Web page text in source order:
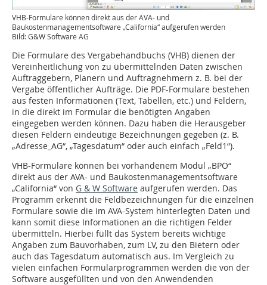
VHB-Formulare können direkt aus der AVA- und
Baukostenmanagementsoftware „California“ aufgerufen werden
Bild: G&W Software AG
Die Formulare des Vergabehandbuchs (VHB) dienen der
Vereinheitlichung von zu übermittelnden Daten zwischen
Auftraggebern, Planern und Auftragnehmern z. B. bei der
Vergabe öffentlicher Aufträge. Die PDF-Formulare bestehen
aus festen Informationen (Text, Tabellen, etc.) und Feldern,
in die direkt im Formular die benötigten Angaben
eingegeben werden können. Dazu haben die Herausgeber
diesen Feldern eindeutige Bezeichnungen gegeben (z. B.
„Adresse_AG“, „Tagesdatum“ oder auch einfach „Feld1“).
VHB-Formulare können bei vorhandenem Modul „BPO“
direkt aus der AVA- und Baukostenmanagementsoftware
„California“ von G & W Software aufgerufen werden. Das
Programm erkennt die Feldbezeichnungen für die einzelnen
Formulare sowie die im AVA-System hinterlegten Daten und
kann somit diese Informationen an die richtigen Felder
übermitteln. Hierbei füllt das System bereits wichtige
Angaben zum Bauvorhaben, zum LV, zu den Bietern oder
auch das Tagesdatum automatisch aus. Im Vergleich zu
vielen einfachen Formularprogrammen werden die von der
Software ausgefüllten und von den Anwendenden